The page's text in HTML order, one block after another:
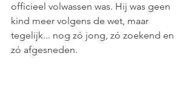
officieel volwassen was. Hij was geen
kind meer volgens de wet, maar
tegelijk... nog zó jong, zó zoekend en
zó afgesneden.